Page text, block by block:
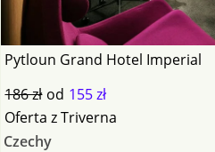
Pytloun Grand Hotel Imperial
186 zł od 155 zł
Oferta zTriverna
Czechy